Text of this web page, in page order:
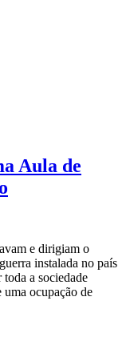
Aula de
e dirigiam o
instalada no país
toda a sociedade
ocupação de